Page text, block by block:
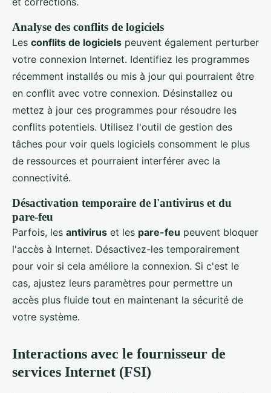
Analyse des conflits de logiciels
Les conflits de logiciels peuvent également perturber
votre connexion Internet. Identifiez les programmes
récemment installés ou mis à jour qui pourraient être
en conflit avec votre connexion. Désinstallez ou
mettez à jour ces programmes pour résoudre les
conflits potentiels. Utilisez l'outil de gestion des
tâches pour voir quels logiciels consomment le plus
de ressources et pourraient interférer avec la
connectivité.
Désactivation temporaire de l'antivirus et du
pare-feu
Parfois, les antivirus et les pare-feu peuvent bloquer
l'accès à Internet. Désactivez-les temporairement
pour voir si cela améliore la connexion. Si c'est le
cas, ajustez leurs paramètres pour permettre un
accès plus fluide tout en maintenant la sécurité de
votre système.
Interactions avec le fournisseur de
services Internet (FSI)